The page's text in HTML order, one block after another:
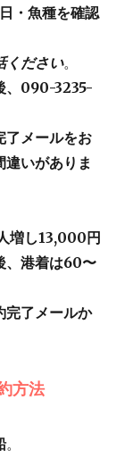
・魚種を確認
ください。
、090-3235-
メールをお
違いがありま
増し13,000円
、港着は60〜
完了メールか
方法
。